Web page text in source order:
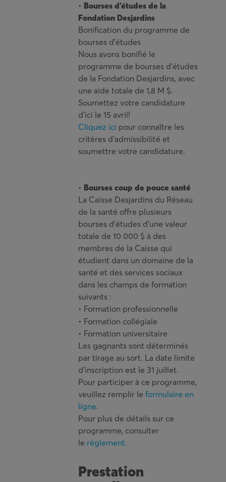
• Bourses d’études de la
Fondation Desjardins
Bonification du programme de
bourses d’études
Nous avons bonifié le
programme de bourses d’études
de la Fondation Desjardins, avec
une aide totale de 1,8 M $.
Soumettez votre candidature
d’ici le 15 avril!
Cliquez ici pour connaître les
critères d’admissibilité et
soumettre votre candidature.
• Bourses coup de pouce santé
La Caisse Desjardins du Réseau
de la santé offre plusieurs
bourses d’études d’une valeur
totale de 10 000 $ à des
membres de la Caisse qui
étudient dans un domaine de la
santé et des services sociaux
dans les champs de formation
suivants :
• Formation professionnelle
• Formation collégiale
• Formation universitaire
Les gagnants sont déterminés
par tirage au sort. La date limite
d’inscription est le 31 juillet.
Pour participer à ce programme,
veuillez remplir leformulaire en
ligne.
Pour plus de détails sur ce
programme, consulter
le règlement.
Prestation